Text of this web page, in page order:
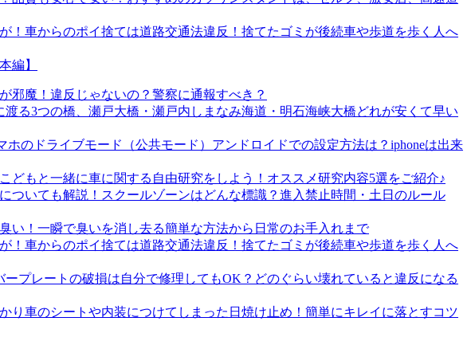
車からのポイ捨ては道路交通法違反！捨てたゴミが後続車や歩道を歩く人へ
編】
邪魔！違反じゃないの？警察に通報すべき？
渡る3つの橋、瀬戸大橋・瀬戸内しまなみ海道・明石海峡大橋どれが安くて早い
ホのドライブモード（公共モード）アンドロイドでの設定方法は？iphoneは出来
どもと一緒に車に関する自由研究をしよう！オススメ研究内容5選をご紹介♪
スクールゾーンはどんな標識？進入禁止時間・土日のルール
い！一瞬で臭いを消し去る簡単な方法から日常のお手入れまで
車からのポイ捨ては道路交通法違反！捨てたゴミが後続車や歩道を歩く人へ
ープレートの破損は自分で修理してもOK？どのぐらい壊れていると違反になる
り車のシートや内装につけてしまった日焼け止め！簡単にキレイに落とすコツ